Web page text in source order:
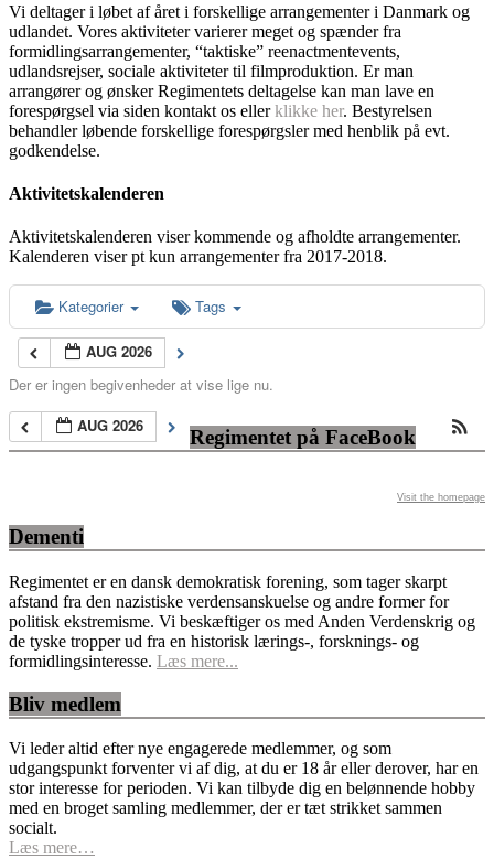
Vi deltager i løbet af året i forskellige arrangementer i Danmark og
udlandet. Vores aktiviteter varierer meget og spænder fra
formidlingsarrangementer, “taktiske” reenactmentevents,
udlandsrejser, sociale aktiviteter til filmproduktion. Er man
arrangører og ønsker Regimentets deltagelse kan man lave en
forespørgsel via siden kontakt os ellerklikke her. Bestyrelsen
behandler løbende forskellige forespørgsler med henblik på evt.
godkendelse.
Aktivitetskalenderen
Aktivitetskalenderen viser kommende og afholdte arrangementer.
Kalenderen viser pt kun arrangementer fra 2017-2018.
Kategorier Tags
AUG 2026
Der er ingen begivenheder at vise lige nu.
AUG 2026
Regimentet på FaceBook
Visit the homepage
Dementi
Regimentet er en dansk demokratisk forening, som tager skarpt
afstand fra den nazistiske verdensanskuelse og andre former for
politisk ekstremisme. Vi beskæftiger os med Anden Verdenskrig og
de tyske tropper ud fra en historisk lærings-, forsknings- og
formidlingsinteresse. Læs mere...
Bliv medlem
Vi leder altid efter nye engagerede medlemmer, og som
udgangspunkt forventer vi af dig, at du er 18 år eller derover, har en
stor interesse for perioden. Vi kan tilbyde dig en belønnende hobby
med en broget samling medlemmer, der er tæt strikket sammen
socialt.
Læs mere…